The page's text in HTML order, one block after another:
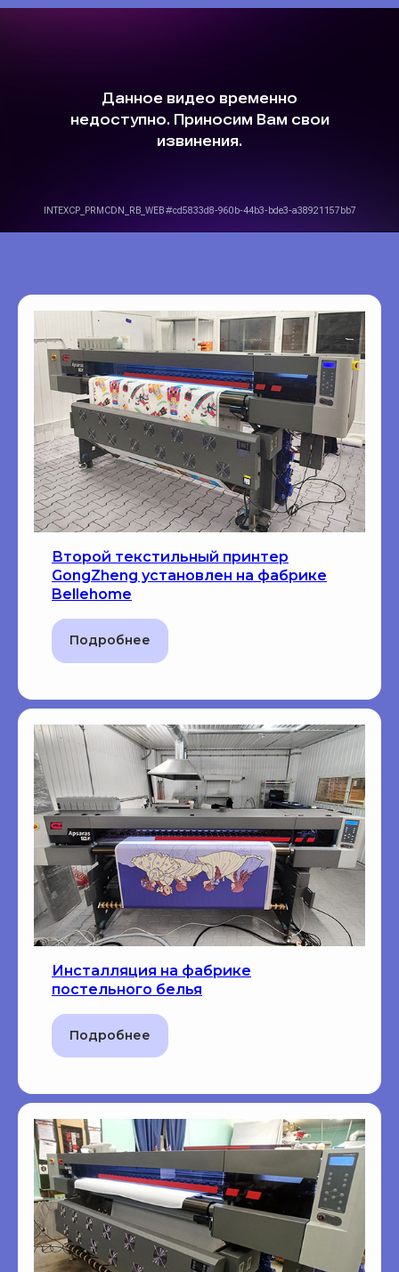
Второй текстильный принтер
GongZheng установлен на фабрике
Bellehome
Подробнее
Инсталляция на фабрике
постельного белья
Подробнее